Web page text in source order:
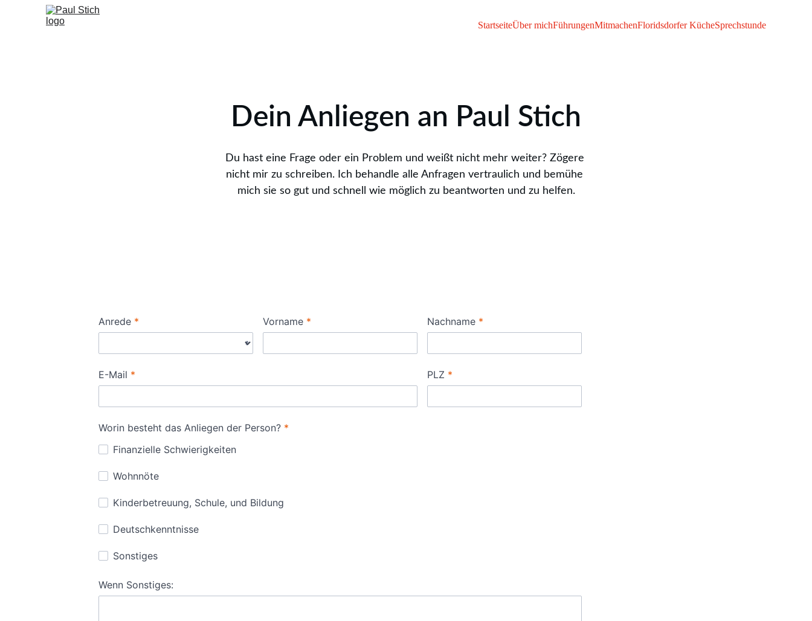
StartseiteÜber michFührungenMitmachenFloridsdorfer KücheSprechstunde
Dein Anliegen an Paul Stich
Du hast eine Frage oder ein Problem und weißt nicht mehr weiter? Zögere
nicht mir zu schreiben. Ich behandle alle Anfragen vertraulich und bemühe
mich sie so gut und schnell wie möglich zu beantworten und zu helfen.